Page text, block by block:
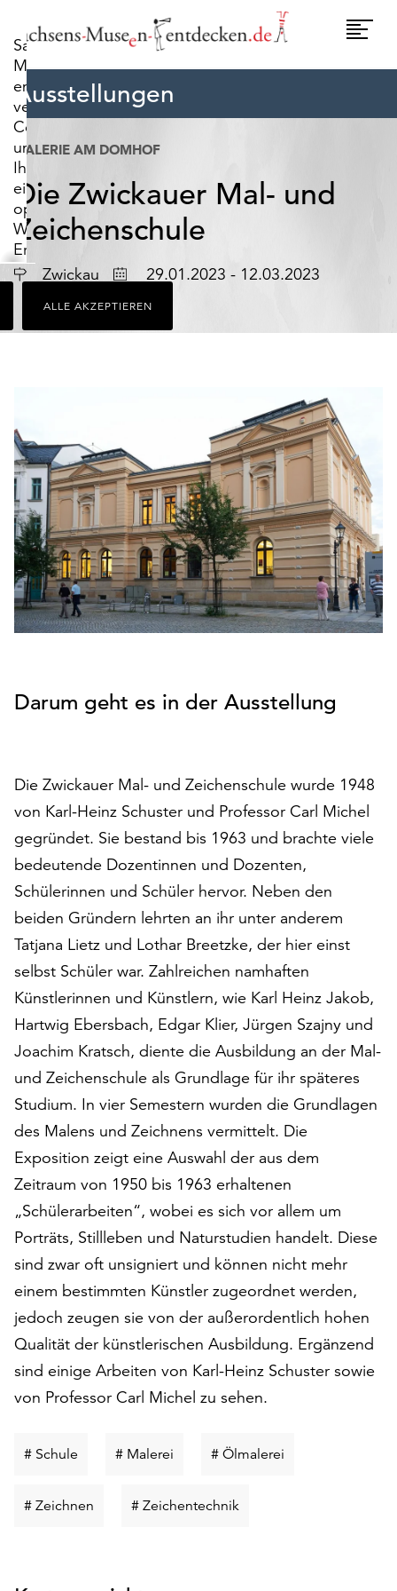
Sachsens-
Museen-
entdecken.de
verwendet
Cookies,
um
Ihnen
ein
optimales
Webseiten-
Erlebnis
zu
bieten.
Dazu
zählen
Betrieb
der
Seite
notwendig
sind
(funktionale
Cookies),
sowie
solche,
die
lediglich
Statistikzwecken
Sie
auf
„Alle
akzeptieren“,
um
alle
Cookies
zu
akzeptieren.
Sie
können
Ihr
Einverständnis
jederzeit
ändern
und
widerrufen.
Dafür
steht
Ihnen
am
Ende
der
Seite
die
„Cookie-
Einstellungen“
zur
Verfügung.
Funktionale
werden
Ihr
ALLE AKZEPTIEREN
Ausstellungen
GALERIE AM DOMHOF
Die Zwickauer Mal- und
Zeichenschule
Ort Zwickau Datum29.01.2023 - 12.03.2023
Darum geht es in der Ausstellung
Die Zwickauer Mal- und Zeichenschule wurde 1948
von Karl-Heinz Schuster und Professor Carl Michel
gegründet. Sie bestand bis 1963 und brachte viele
bedeutende Dozentinnen und Dozenten,
Schülerinnen und Schüler hervor. Neben den
beiden Gründern lehrten an ihr unter anderem
Tatjana Lietz und Lothar Breetzke, der hier einst
selbst Schüler war. Zahlreichen namhaften
Künstlerinnen und Künstlern, wie Karl Heinz Jakob,
Hartwig Ebersbach, Edgar Klier, Jürgen Szajny und
Joachim Kratsch, diente die Ausbildung an der Mal-
und Zeichenschule als Grundlage für ihr späteres
Studium. In vier Semestern wurden die Grundlagen
des Malens und Zeichnens vermittelt. Die
Exposition zeigt eine Auswahl der aus dem
Zeitraum von 1950 bis 1963 erhaltenen
„Schülerarbeiten“, wobei es sich vor allem um
Porträts, Stillleben und Naturstudien handelt. Diese
sind zwar oft unsigniert und können nicht mehr
einem bestimmten Künstler zugeordnet werden,
jedoch zeugen sie von der außerordentlich hohen
Qualität der künstlerischen Ausbildung. Ergänzend
sind einige Arbeiten von Karl-Heinz Schuster sowie
von Professor Carl Michel zu sehen.
# Schule Schlüsselwort
# Malerei Schlüsselwort
# Ölmalerei
# Zeichnen Schlüsselwort
# Zeichentechnik